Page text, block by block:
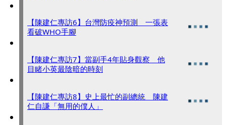
【陳建仁專訪6】台灣防疫神預測 一張表
看破WHO手腳
【陳建仁專訪7】當副手4年貼身觀察 他
目睹小英最陰暗的時刻
【陳建仁專訪8】史上最忙的副總統 陳建
仁自謙「無用的僕人」